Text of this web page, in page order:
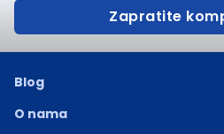
Zapratite
Blog
O nama